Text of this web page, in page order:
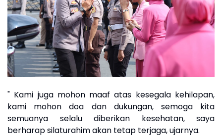
" Kami juga mohon maaf atas kesegala kehilapan,
kami mohon doa dan dukungan, semoga kita
semuanya selalu diberikan kesehatan, saya
berharap silaturahim akan tetap terjaga, ujarnya.